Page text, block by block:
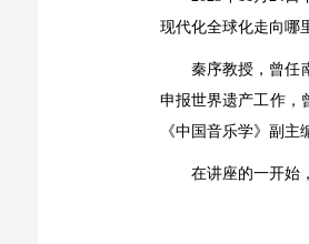
现代化全球化走向哪
秦序教授，曾任
申报世界遗产工作，
《中国音乐学》副主
在讲座的一开始